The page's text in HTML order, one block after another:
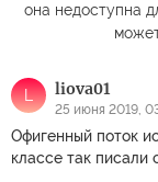
она недоступна
L liova01
25 июня 2019,
Офигенный поток
классе так писали